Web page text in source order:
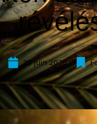
30 juin 2026